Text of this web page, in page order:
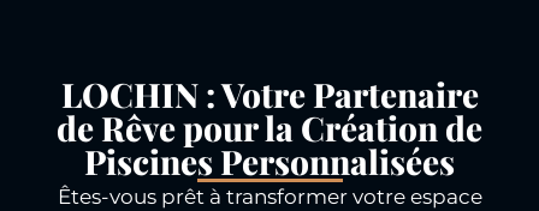
LOCHIN : Votre Partenaire
de Rêve pour la Création de
Piscines Personnalisées
Êtes-vous prêt à transformer votre espace